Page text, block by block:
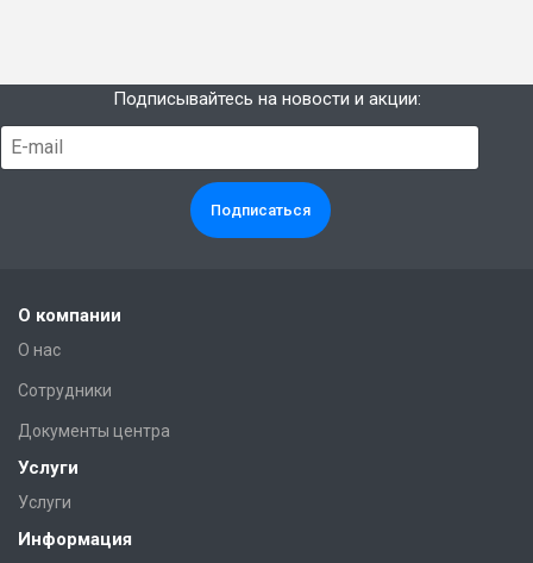
Подписывайтесь на новости и акции:
О компании
О нас
Сотрудники
Документы центра
Услуги
Услуги
Информация